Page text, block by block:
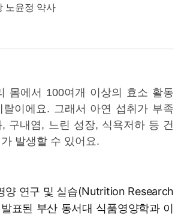
노윤정 약사
몸에서 100여개 이상의 효소 활동
이에요. 그래서 아연 섭취가 부족
구내염, 느린 성장, 식욕저하 등 건
발생할 수 있어요.
양 연구 및 실습(Nutrition Research
표된 부산 동서대 식품영양학과 이